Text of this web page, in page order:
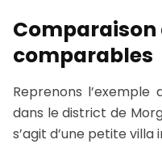
Comparaison
comparables
Reprenons
dans le district de
s’agit d’une petite villa